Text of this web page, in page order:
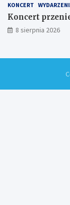
KONCERT
Koncert
8 sierpnia 2026